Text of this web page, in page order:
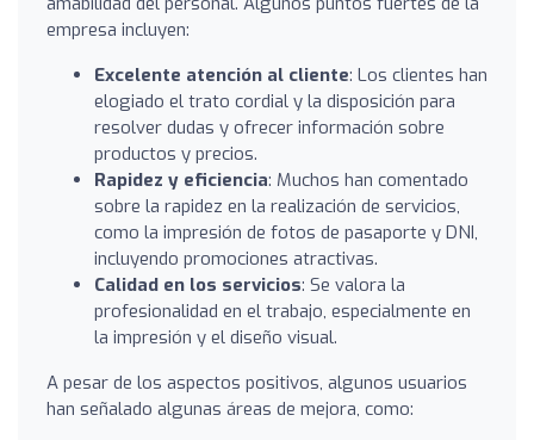
empresa incluyen:
Excelente atención al cliente: Los clientes han
elogiado el trato cordial y la disposición para
resolver dudas y ofrecer información sobre
productos y precios.
Rapidez y eficiencia: Muchos han comentado
sobre la rapidez en la realización de servicios,
como la impresión de fotos de pasaporte y DNI,
incluyendo promociones atractivas.
Calidad en los servicios: Se valora la
profesionalidad en el trabajo, especialmente en
la impresión y el diseño visual.
A pesar de los aspectos positivos, algunos usuarios
han señalado algunas áreas de mejora, como: